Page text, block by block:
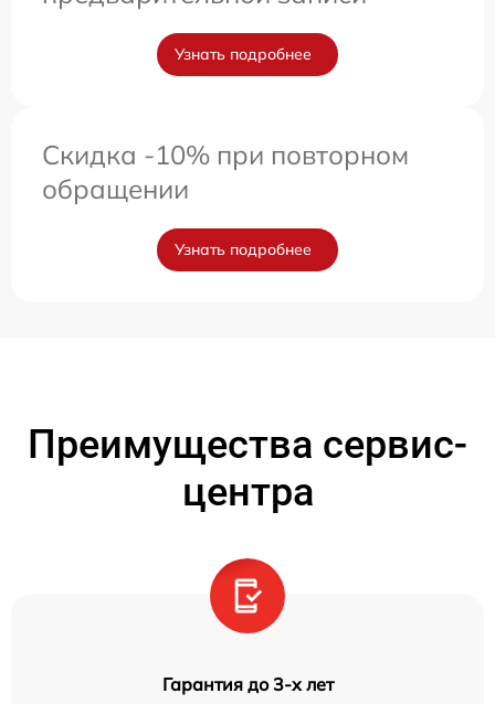
Узнать подробнее
Скидка -10% при повторном
обращении
Узнать подробнее
Преимущества сервис-
центра
Гарантия до 3-х лет